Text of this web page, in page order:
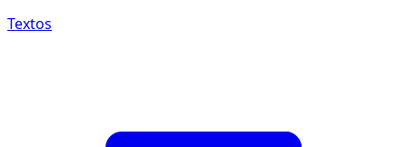
Textos